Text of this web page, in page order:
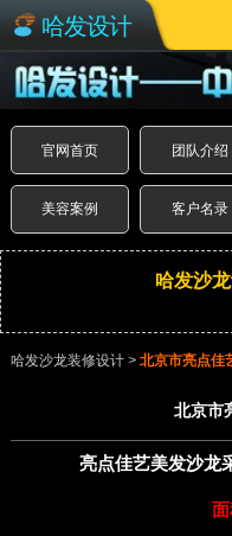
哈发设计
官网首页 团队介绍
美容案例 客户名录
哈发沙
哈发沙龙装修设计 > 北京市亮点佳
北京市
亮点佳艺美发沙龙